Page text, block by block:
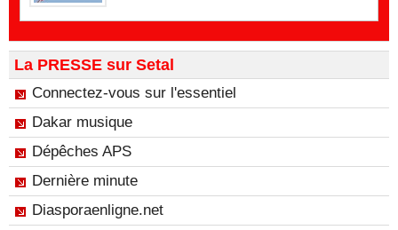
La PRESSE sur Setal
Connectez-vous sur l'essentiel
Dakar musique
Dépêches APS
Dernière minute
Diasporaenligne.net